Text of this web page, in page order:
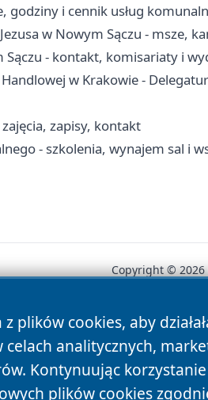
godziny i cennik usług
w Nowym Sączu - msze,
- kontakt, komisariaty i
w Krakowie -
zajęcia, zapisy, kontakt
- szkolenia, wynajem sal i
plików cookies, aby
analitycznych,
Kontynuując
plików cookies
Copyright © 2026
News Autorzy